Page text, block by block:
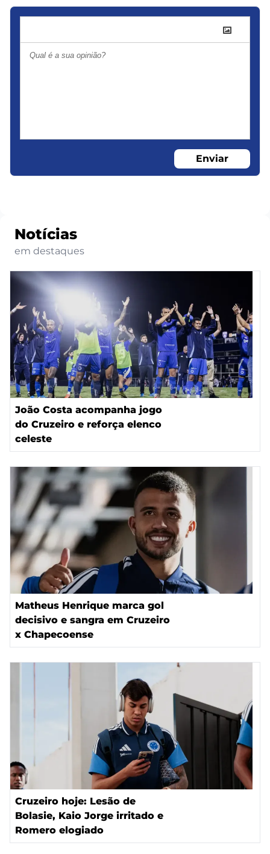
Enviar
Notícias
em destaques
João Costa acompanha jogo
do Cruzeiro e reforça elenco
celeste
Matheus Henrique marca gol
decisivo e sangra em Cruzeiro
x Chapecoense
Cruzeiro hoje: Lesão de
Bolasie, Kaio Jorge irritado e
Romero elogiado